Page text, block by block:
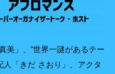
美」、“世界一謎があるテー
人「きだ さおり」、アクタ